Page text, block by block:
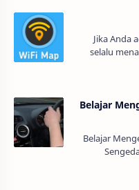
Jika Anda
selalu
Anda
rumah
Belajar
Belajar
manual
Cara belajar